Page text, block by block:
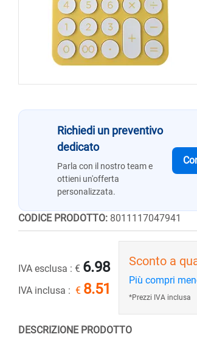
Richiedi un preventivo
dedicato
Parla con il nostro team e
ottieni un'offerta
personalizzata.
CODICE PRODOTTO: 8011117047941
IVA esclusa : € 6.98
IVA inclusa : € 8.51
Sconto a
Più compri
*Prezzi IVA inclusa
DESCRIZIONE PRODOTTO